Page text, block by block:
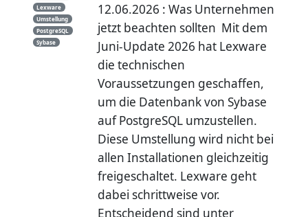
Lexware
Umstellung
PostgreSQL
Sybase
12.06.2026 : Was Unternehmen
jetzt beachten sollten Mit dem
Juni-Update 2026 hat Lexware
die technischen
Voraussetzungen geschaffen,
um die Datenbank von Sybase
auf PostgreSQL umzustellen.
Diese Umstellung wird nicht bei
allen Installationen gleichzeitig
freigeschaltet. Lexware geht
dabei schrittweise vor.
Entscheidend sind unter